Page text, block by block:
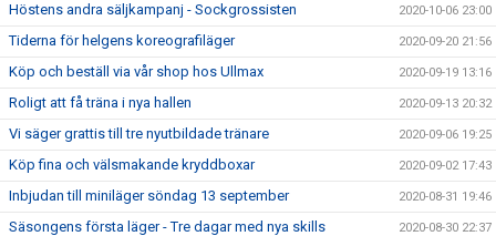
Höstens andra säljkampanj - Sockgrossisten 2020-10-06 23:00
Tiderna för helgens koreografiläger 2020-09-20 21:56
Köp och beställ via vår shop hos Ullmax 2020-09-19 13:16
Roligt att få träna i nya hallen 2020-09-13 20:32
Vi säger grattis till tre nyutbildade tränare 2020-09-06 19:25
Köp fina och välsmakande kryddboxar 2020-09-02 17:43
Inbjudan till miniläger söndag 13 september 2020-08-31 19:46
Säsongens första läger - Tre dagar med nya skills 2020-08-30 22:37